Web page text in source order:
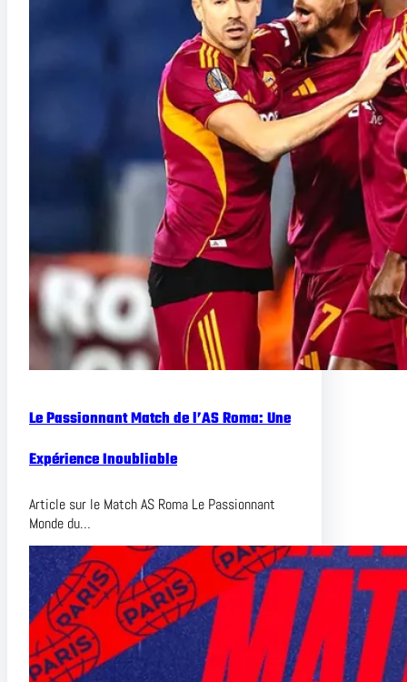
Le Passionnant Match de l’AS Roma: Une
Expérience Inoubliable
Article sur le Match AS Roma Le Passionnant
Monde du…